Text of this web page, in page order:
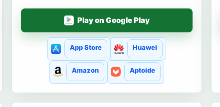
Play on Google Play
App Store Huawei
Amazon Aptoide